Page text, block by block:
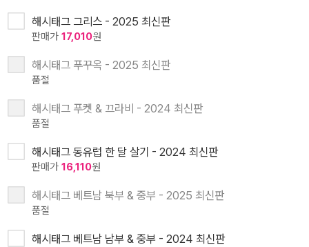
해시태그 그리스 - 2025 최신판
판매가 17,010원
해시태그 푸꾸옥 - 2025 최신판
품절
해시태그 푸켓 & 끄라비 - 2024 최신판
품절
해시태그 동유럽 한 달 살기 - 2024 최신판
판매가 16,110원
해시태그 베트남 북부 & 중부 - 2025 최신판
품절
해시태그 베트남 남부 & 중부 - 2024 최신판